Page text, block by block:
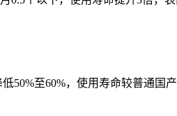
至60%，使用寿命较普通国